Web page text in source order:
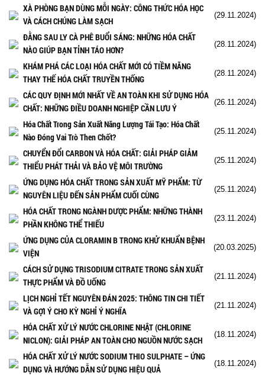
XÀ PHÒNG BẠN DÙNG MỖI NGÀY: CÔNG THỨC HÓA HỌC
VÀ CÁCH CHÚNG LÀM SẠCH
(29.11.2024)
ĐẰNG SAU LY CÀ PHÊ BUỔI SÁNG: NHỮNG HÓA CHẤT
NÀO GIÚP BẠN TỈNH TÁO HƠN?
(28.11.2024)
KHÁM PHÁ CÁC LOẠI HÓA CHẤT MỚI CÓ TIỀM NĂNG
THAY THẾ HÓA CHẤT TRUYỀN THỐNG
(28.11.2024)
CÁC QUY ĐỊNH MỚI NHẤT VỀ AN TOÀN KHI SỬ DỤNG HÓA
CHẤT: NHỮNG ĐIỀU DOANH NGHIỆP CẦN LƯU Ý
(26.11.2024)
Hóa Chất Trong Sản Xuất Năng Lượng Tái Tạo: Hóa Chất
Nào Đóng Vai Trò Then Chốt?
(25.11.2024)
CHUYỂN ĐỔI CARBON VÀ HÓA CHẤT: GIẢI PHÁP GIẢM
THIỂU PHÁT THẢI VÀ BẢO VỆ MÔI TRƯỜNG
(25.11.2024)
ỨNG DỤNG HÓA CHẤT TRONG SẢN XUẤT MỸ PHẨM: TỪ
NGUYÊN LIỆU ĐẾN SẢN PHẨM CUỐI CÙNG
(25.11.2024)
HÓA CHẤT TRONG NGÀNH DƯỢC PHẨM: NHỮNG THÀNH
PHẦN KHÔNG THỂ THIẾU
(23.11.2024)
ỨNG DỤNG CỦA CLORAMIN B TRONG KHỬ KHUẨN BỆNH
VIỆN
(20.03.2025)
CÁCH SỬ DỤNG TRISODIUM CITRATE TRONG SẢN XUẤT
THỰC PHẨM VÀ ĐỒ UỐNG
(21.11.2024)
LỊCH NGHỈ TẾT NGUYÊN ĐÁN 2025: THÔNG TIN CHI TIẾT
VÀ GỢI Ý CHO KỲ NGHỈ Ý NGHĨA
(21.11.2024)
HÓA CHẤT XỬ LÝ NƯỚC CHLORINE NHẬT (CHLORINE
NICLON): GIẢI PHÁP AN TOÀN CHO NGUỒN NƯỚC SẠCH
(18.11.2024)
HÓA CHẤT XỬ LÝ NƯỚC SODIUM THIO SULPHATE – ỨNG
DỤNG VÀ HƯỚNG DẪN SỬ DỤNG HIỆU QUẢ
(18.11.2024)